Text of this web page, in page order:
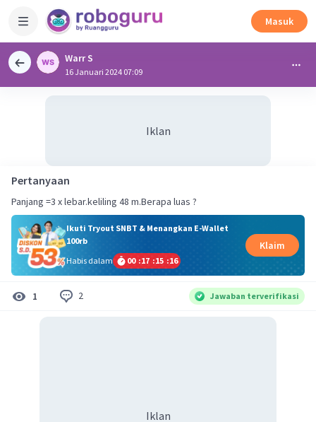
Masuk
Warr S
16 Januari 2024 07:09
Iklan
Pertanyaan
Panjang =3 x lebar.keliling 48 m.Berapa luas ?
Ikuti Tryout SNBT & Menangkan E-Wallet
100rb
Habis dalam
00 :17 :15 :16
Klaim
1 2 Jawaban terverifikasi
Iklan